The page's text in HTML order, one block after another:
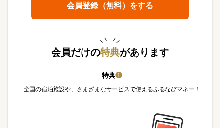
会員登録（無料）をする
会員だけの特典があります
特典❶
全国の宿泊施設や、さまざまなサービスで使えるふるなびマネー！